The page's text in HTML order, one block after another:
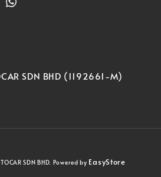
SDN BHD (1192661-M)
SDN BHD. Powered by EasyStore